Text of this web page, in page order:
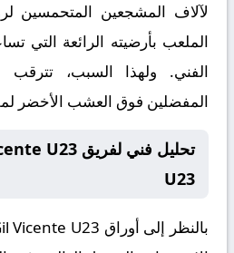
لآلاف المشجعين المتحمسين
الملعب بأرضيته الرائعة التي
الفني. ولهذا السبب، تترقب
المفضلين فوق العشب الأخضر
U23
بالنظر إلى أوراق Vicente U23